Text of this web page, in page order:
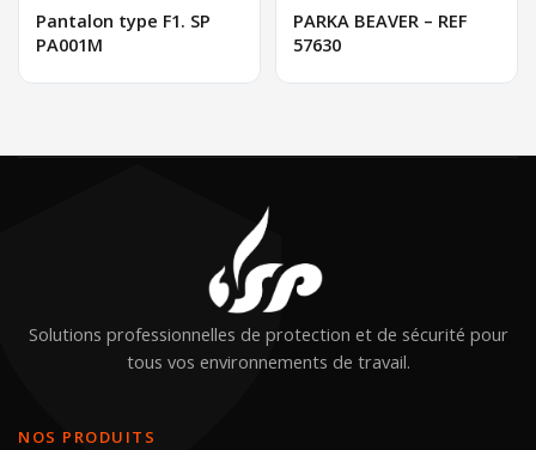
Pantalon type F1. SP
PA001M
PARKA BEAVER – REF
57630
Solutions professionnelles de protection et de sécurité pour
tous vos environnements de travail.
NOS PRODUITS